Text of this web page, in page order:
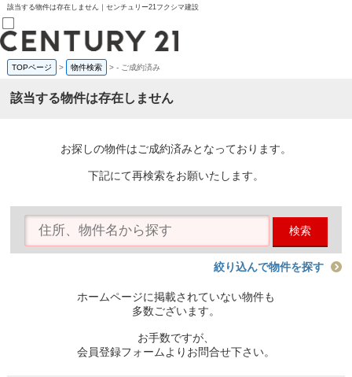
該当する物件は存在しません｜センチュリー21フクシマ建設
売買部
0120-800-844
賃貸部
会員メニュー
物件を探す
購入TOP
条件から探す
住宅ローン控除シミュレータ
TOPページ > 物件検索 >- ご成約済み
該当する物件は存在しません
お探しの物件はご成約済みとなっております。
下記にて再検索をお願いたします。
検索
絞り込んで物件を探す
ホームページに掲載されていない物件も
多数ございます。
お手数ですが、
会員登録フォームよりお問合せ下さい。